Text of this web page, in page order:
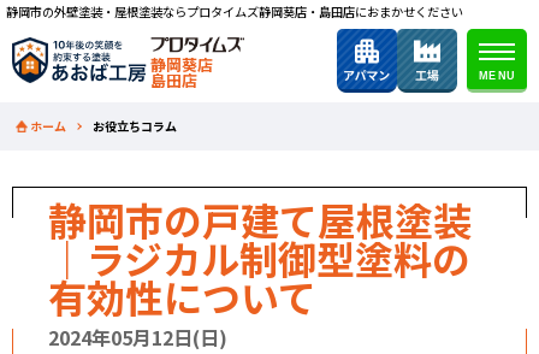
静岡市の外壁塗装・屋根塗装ならプロタイムズ静岡葵店・島田店におまかせください
静岡葵店
島田店
ホーム お役立ちコラム
静岡市の戸建て屋根塗装
｜ラジカル制御型塗料の
有効性について
2024年05月12日(日)